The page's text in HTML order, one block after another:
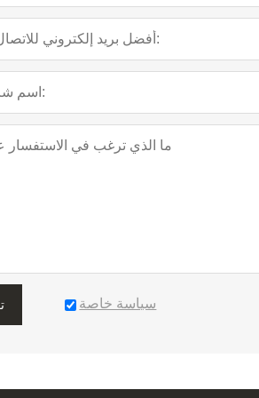
سياسة خاصة